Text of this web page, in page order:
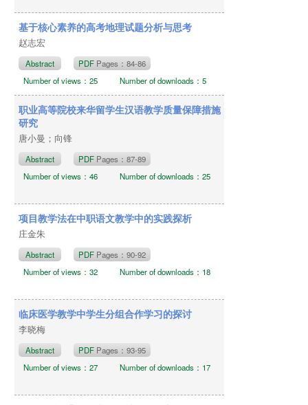
基于核心素养的高考地理试题分析与思考
赵志宏
Abstract PDF Pages：84-86
Number of views：25
Number of downloads：5
职业高等院校来华留学生汉语教学质量保障措施
研究
唐小曼；向锋
Abstract PDF Pages：87-89
Number of views：46
Number of downloads：25
项目教学法在中职语文教学中的实践探析
庄金朱
Abstract PDF Pages：90-92
Number of views：32
Number of downloads：18
临床医学教学中学生分组合作学习的探讨
李晓梅
Abstract PDF Pages：93-95
Number of views：27
Number of downloads：17